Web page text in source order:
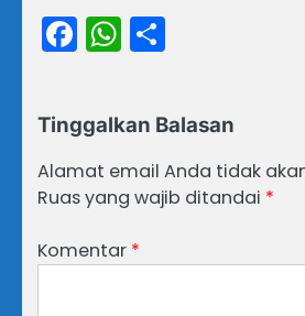
Facebook
WhatsApp
Tinggalkan Balasan
Alamat email Anda tidak
Ruas yang wajib ditandai *
Komentar *